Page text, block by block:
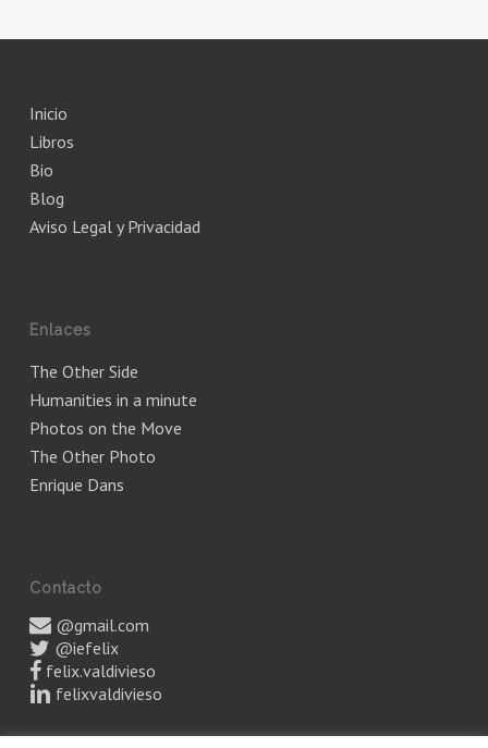
Inicio
Libros
Bio
Blog
Aviso Legal y Privacidad
Enlaces
The Other Side
Humanities in a minute
Photos on the Move
The Other Photo
Enrique Dans
Contacto
@gmail.com
@iefelix
felix.valdivieso
felixvaldivieso